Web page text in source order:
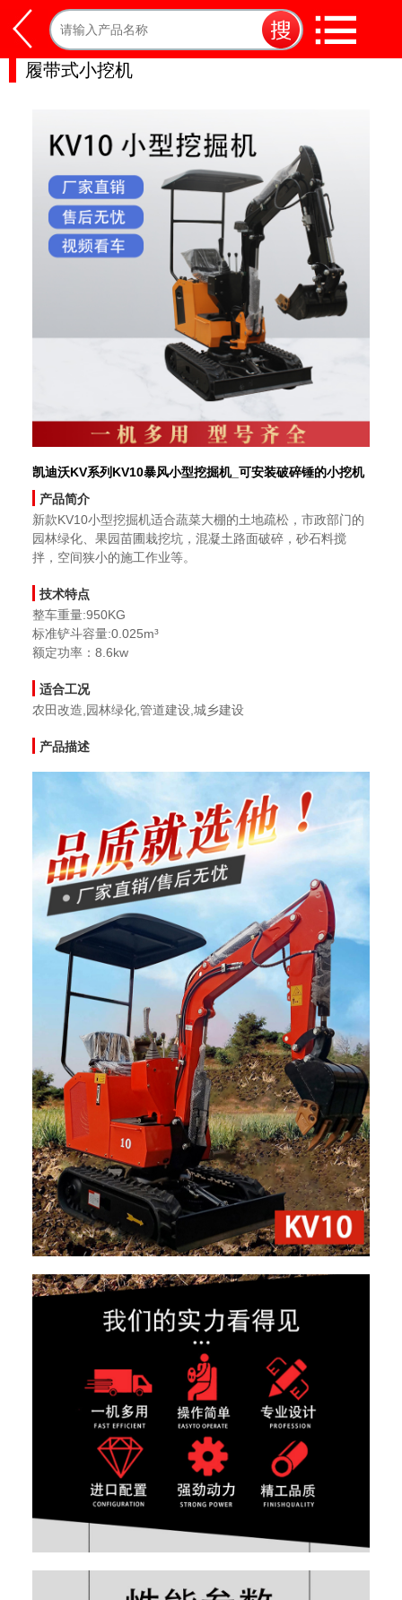
履带式小挖机
凯迪沃KV系列KV10暴风小型挖掘机_可安装破碎锤的小挖机
产品简介
新款KV10小型挖掘机适合蔬菜大棚的土地疏松，市政部门的
园林绿化、果园苗圃栽挖坑，混凝土路面破碎，砂石料搅
拌，空间狭小的施工作业等。
技术特点
整车重量:950KG
标准铲斗容量:0.025m³
额定功率：8.6kw
适合工况
农田改造,园林绿化,管道建设,城乡建设
产品描述